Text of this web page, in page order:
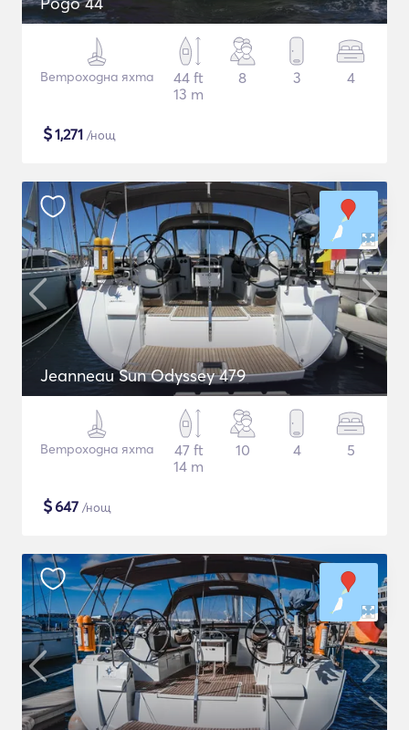
Ветроходна яхта
44 ft
13 m
8 3 4
$1,271 /нощ
Jeanneau Sun Odyssey 479
Ветроходна яхта
47 ft
14 m
10 4 5
$647 /нощ